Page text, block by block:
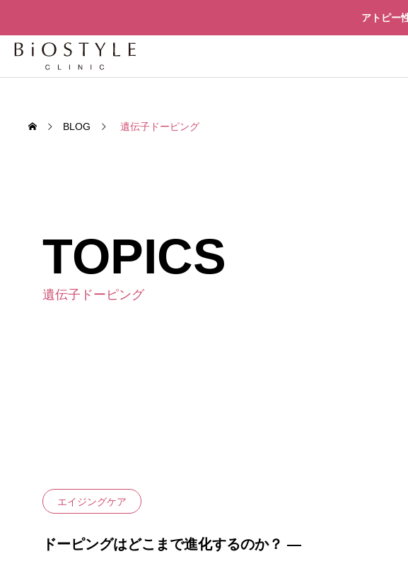
アトピー
TREATMENT
老化細胞を「削除」せよ – セノリ
BLOG 遺伝子ドーピング
TOPICS
遺伝子ドーピング
エイジングケア
ドーピングはどこまで進化するのか？ ―